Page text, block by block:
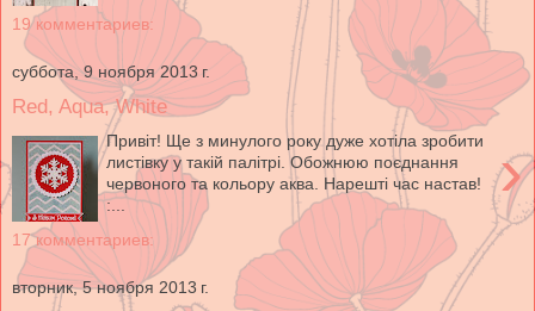
19 комментариев:
суббота, 9 ноября 2013 г.
Red, Aqua, White
›
Привіт! Ще з минулого року дуже хотіла зробити
листівку у такій палітрі. Обожнюю поєднання
червоного та кольору аква. Нарешті час настав!
:...
17 комментариев:
вторник, 5 ноября 2013 г.